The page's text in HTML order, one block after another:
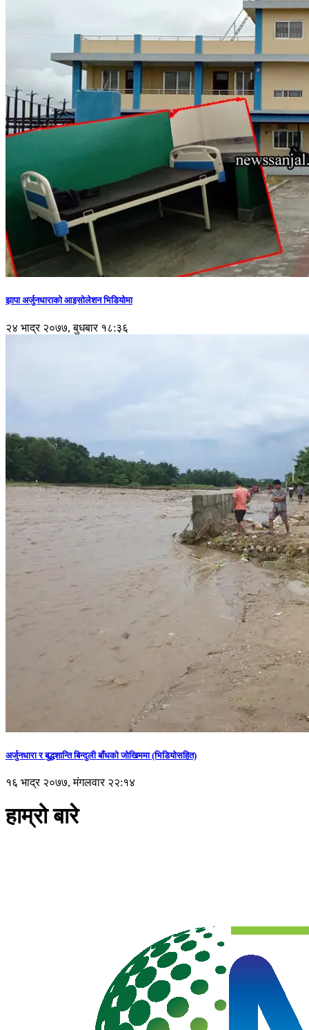
झापा अर्जुनधाराको आइसोलेशन भिडियोमा
२४ भाद्र २०७७, बुधबार १८:३६
अर्जुनधारा र बुद्धशान्ति बिन्दुली बाँधको जोखिममा (भिडियाेसहित)
१६ भाद्र २०७७, मंगलवार २२:१४
हाम्रो बारे